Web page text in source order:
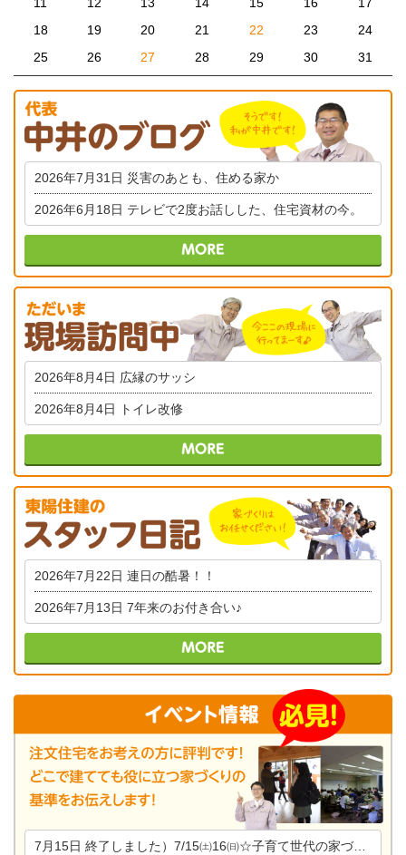
18
19 20 21 22 23
24
25
26 27 28 29 30 31
2026年7月31日 災害のあとも、住める家か
2026年6月18日 テレビで2度お話しした、住宅資材の今。
2026年8月4日 広縁のサッシ
2026年8月4日 トイレ改修
2026年7月22日 連日の酷暑！！
2026年7月13日 7年来のお付き合い♪
7月15日 終了しました）7/15㈯16㈰☆子育て世代の家づくり相談会